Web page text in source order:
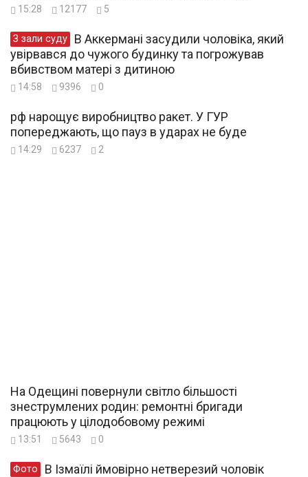
15:28 12177 5
З зали суду
увірвався до чужого будинку та погрожував
вбивством матері з дитиною
14:58 9396 0
рф нарощує виробництво ракет. У ГУР
попереджають, що пауз в ударах не буде
14:29 6237 2
На Одещині повернули світло більшості
знеструмлених родин: ремонтні бригади
працюють у цілодобовому режимі
13:51 5643 0
Фото